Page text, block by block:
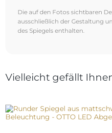
Die auf den Fotos sichtbaren
ausschließlich der Gestaltung
des Spiegels enthalten.
Vielleicht gefällt